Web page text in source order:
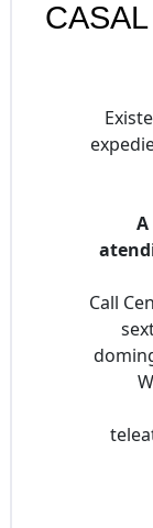
Call